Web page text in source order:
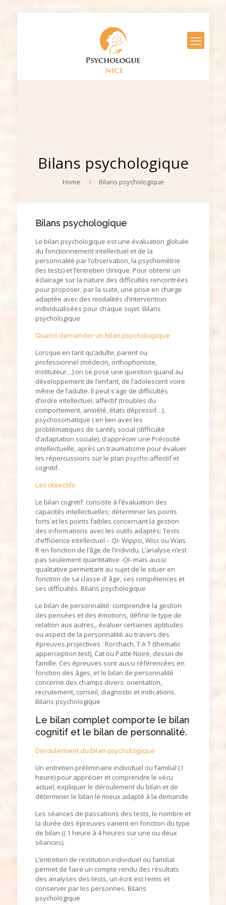
Bilans psychologique
Home Bilans psychologique
Bilans psychologique
Le bilan psychologique est une évaluation globale
du fonctionnement intellectuel et de la
personnalité par l’observation, la psychométrie
(les tests) et l’entretien clinique. Pour obtenir un
éclairage sur la nature des difficultés rencontrées
pour proposer, par la suite, une prise en charge
adaptée avec des modalités d’intervention
individualisées pour chaque sujet. Bilans
psychologique
Quand demander un bilan psychologique
Lorsque en tant qu’adulte, parent ou
professionnel (médecin, orthophoniste,
instituteur…) on se pose une question quand au
développement de l’enfant, de l’adolescent voire
même de l’adulte. Il peut s’agir de difficultés
d’ordre intellectuel, affectif (troubles du
comportement, anxiété, états dépressif…),
psychosomatique ( en lien avec les
problématiques de santé), social (difficulté
d’adaptation sociale), d’apprécier une Précocité
intellectuelle, après un traumatisme pour évaluer
les répercussions sur le plan psycho-affectif et
cognitif.
Les objectifs:
Le bilan cognitif: consiste à l’évaluation des
capacités intellectuelles; déterminer les points
forts et les points faibles concernant la gestion
des informations avec les outils adaptés: Tests
d’efficience intellectuel – QI- Wippsi, Wisc ou Wais
R en fonction de l’âge de l’individu. L’analyse n’est
pas seulement quantitative -QI- mais aussi
qualitative permettant au sujet de le situer en
fonction de sa classe d’ âge, ses compétences et
ses difficultés. Bilans psychologique
Le bilan de personnalité: comprendre la gestion
des pensées et des émotions, définir le type de
relation aux autres,, évaluer certaines aptitudes
ou aspect de la personnalité au travers des
épreuves projectives : Rorchach, T A T (thematic
apperception test), Cat ou Patte Noire, dessin de
famille. Ces épreuves sont aussi référencées en
fonction des âges, et le bilan de personnalité
concerne des champs divers: orientation,
recrutement, conseil, diagnostic et indications.
Bilans psychologique
Le bilan complet comporte le bilan
cognitif et le bilan de personnalité.
Déroulement du bilan psychologique
Un entretien préliminaire individuel ou familial (1
heure) pour apprécier et comprendre le vécu
actuel, expliquer le déroulement du bilan et de
déterminer le bilan le mieux adapté à la demande.
Les séances de passations des tests, le nombre et
la durée des épreuves varient en fonction du type
de bilan (( 1 heure à 4 heures sur une ou deux
séances).
L’entretien de restitution individuel ou familial
permet de faire un compte rendu des résultats
des analyses des tests, un écrit est remis et
conserver par les personnes. Bilans
psychologique